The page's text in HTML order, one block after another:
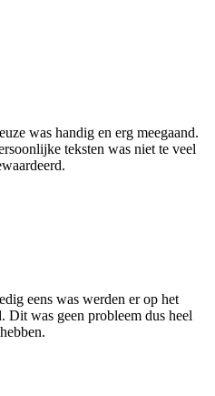
was handig en erg meegaand.
teksten was niet te veel
eens was werden er op het
Dit was geen probleem dus heel